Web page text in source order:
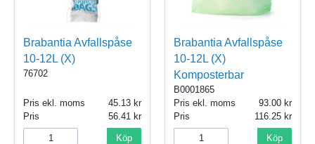
Brabantia Avfallspåse
10-12L (X)
76702
Pris ekl. moms
45.13
Pris
56.41
Köp
Brabantia Avfallspåse
10-12L (X)
Komposterbar
B0001865
Pris ekl. moms
93.00
Pris
116.25
Köp